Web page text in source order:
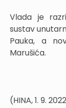
Vlada je
sustav
Pauka, a
Marušića.
(HINA, 1. 9.